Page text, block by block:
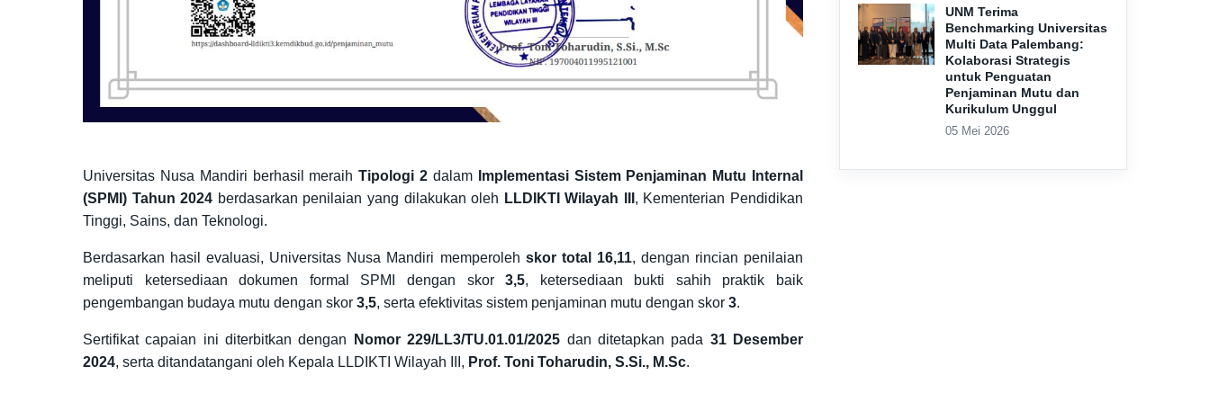
Universitas Nusa Mandiri berhasil meraihTipologi 2 dalam
Implementasi Sistem Penjaminan Mutu Internal
(SPMI) Tahun 2024 berdasarkan penilaian yang dilakukan oleh LLDIKTI Wilayah III , Kementerian Pendidikan
Tinggi, Sains, dan Teknologi.
Berdasarkan hasil evaluasi, Universitas Nusa Mandiri memperoleh skor total 16,11, dengan rincian penilaian
meliputi ketersediaan dokumen formal SPMI dengan skor3,5, ketersediaan bukti sahih praktik baik
pengembangan budaya mutu dengan skor 3,5, serta efektivitas sistem penjaminan mutu dengan skor 3.
Sertifikat capaian ini diterbitkan dengan Nomor 229/LL3/TU.01.01/2025 dan ditetapkan pada 31 Desember
2024, serta ditandatangani oleh Kepala LLDIKTI Wilayah III, Prof. Toni Toharudin, S.Si., M.Sc.
UNM Terima
Benchmarking Universitas
Multi Data Palembang:
Kolaborasi Strategis
untuk Penguatan
Penjaminan Mutu dan
Kurikulum Unggul
05 Mei 2026